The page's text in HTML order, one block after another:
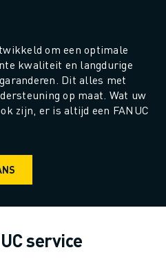
om een optimale
kwaliteit en langdurige
Dit alles met
op maat. Wat uw
zijn, er is altijd een FANUC
service